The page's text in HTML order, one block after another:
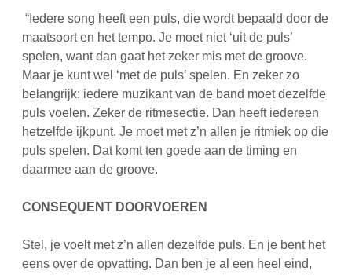
“Iedere song heeft een puls, die wordt bepaald door de
maatsoort en het tempo. Je moet niet ‘uit de puls’
spelen, want dan gaat het zeker mis met de groove.
Maar je kunt wel ‘met de puls’ spelen. En zeker zo
belangrijk: iedere muzikant van de band moet dezelfde
puls voelen. Zeker de ritmesectie. Dan heeft iedereen
hetzelfde ijkpunt. Je moet met z’n allen je ritmiek op die
puls spelen. Dat komt ten goede aan de timing en
daarmee aan de groove.
CONSEQUENT DOORVOEREN
Stel, je voelt met z’n allen dezelfde puls. En je bent het
eens over de opvatting. Dan ben je al een heel eind,